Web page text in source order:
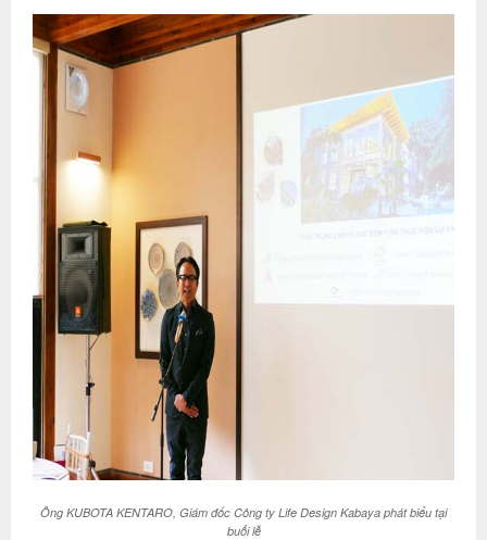
Ông KUBOTA KENTARO, Giám đốc Công ty Life Design Kabaya phát biểu tại
buổi lễ